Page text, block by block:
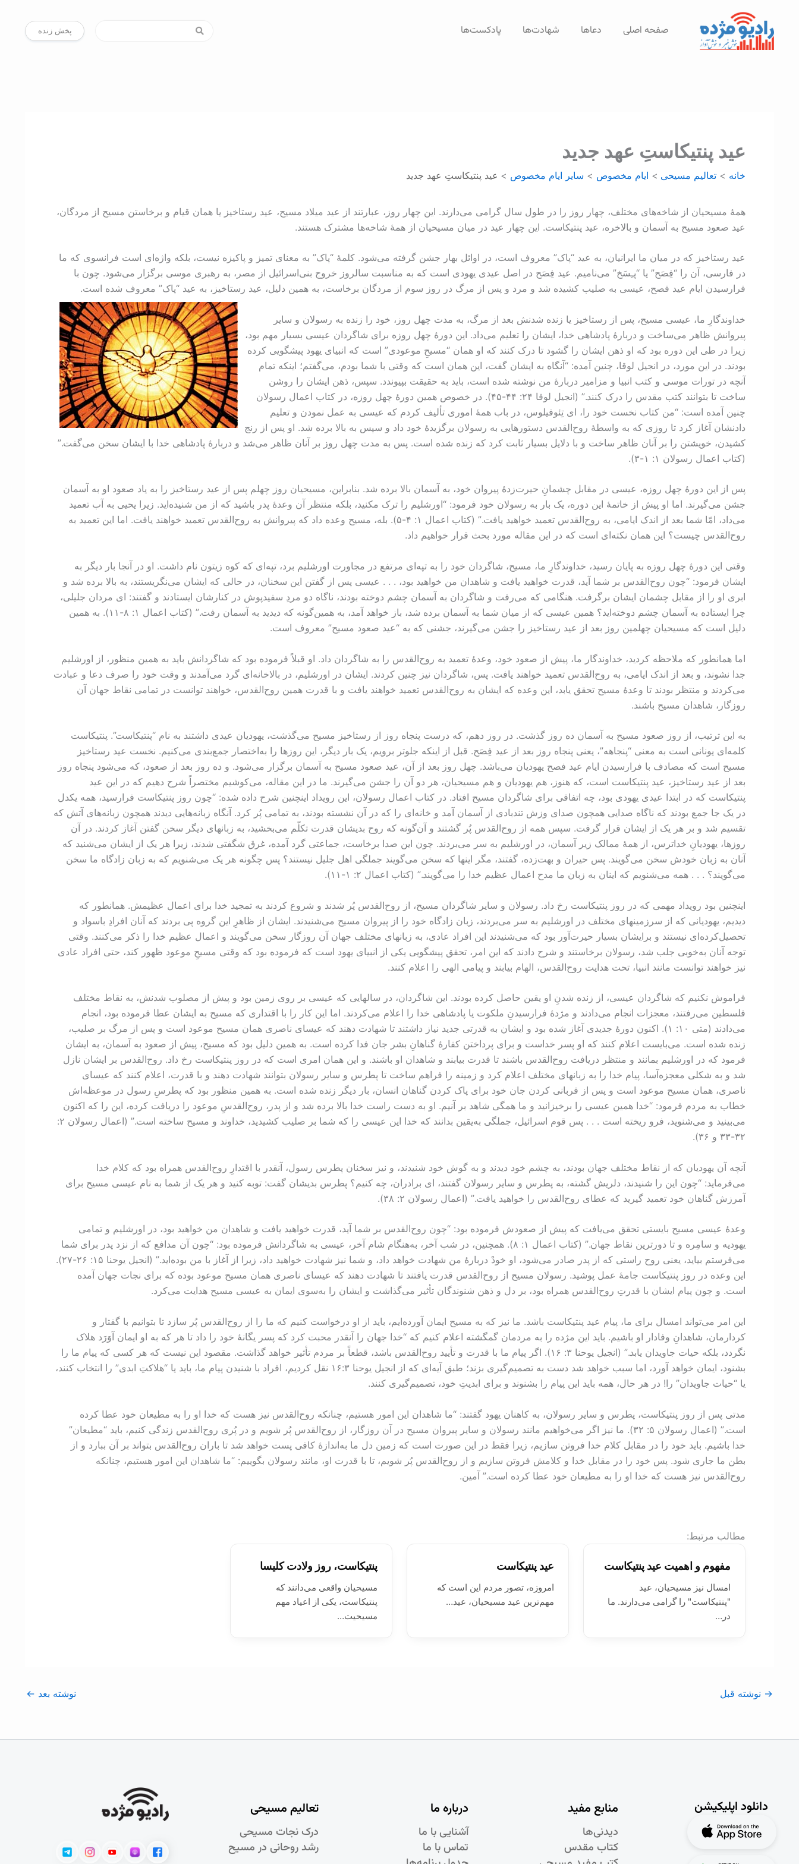
پخش زنده پادکست‌ها شهادت‌ها دعاها صفحه اصلی
عید پنتیکاستِ عهد جديد
خانه تعالیم مسیحی ايام مخصوص ساير ايام مخصوص عید پنتیکاستِ عهد جديد
همۀ مسیحیان از شاخه‌های مختلف، چهار روز را در طول سال گرامی می‌دارند. این چهار روز، عبارتند از عید میلاد مسیح، عید رستاخیز یا همان قيام و برخاستن مسیح از مردگان،
عید صعود مسیح به آسمان و بالاخره، عید پنتیکاست. این چهار عید در میان مسیحیان از همۀ شاخه‌ها مشترک هستند.
عید رستاخیز که در میان ما ایرانیان، به عید “پاک” معروف است، در اوائل بهار جشن گرفته می‌شود. کلمۀ “پاک” به معنای تمیز و پاکیزه نیست، بلکه واژه‌ای است فرانسوی که ما
در فارسی، آن را “فِصَح” یا “پـِسَخ” می‌نامیم. عید فِصَح در اصل عیدی یهودی است که به مناسبت سالروز خروج بنی‌اسرائیل از مصر، به رهبری موسی برگزار می‌شود. چون با
فرارسيدن ايام عيد فصح، عيسی به صلیب کشیده شد و مرد و پس از مرگ در روز سوم از مردگان برخاست، به همین دلیل، عید رستاخیز، به عید “پاک” معروف شده است.
خداوندگارِ ما، عیسی مسیح، پس از رستاخیز یا زنده شدنش بعد از مرگ، به مدت چهل روز، خود را زنده به رسولان و سایر
پیروانش ظاهر می‌ساخت و دربارۀ پادشاهی خدا، ایشان را تعلیم می‌داد. این دورۀ چهل روزه برای شاگردان عیسی بسیار مهم بود،
زیرا در طی این دوره بود که او ذهن ایشان را گشود تا درک کنند که او همان “مسیحِ موعودی” است که انبیای یهود پیشگویی کرده
بودند. در این مورد، در انجیل لوقا، چنین آمده: “آنگاه به ایشان گفت، این همان است که وقتی با شما بودم، می‌گفتم؛ اینکه تمام
آنچه در تورات موسی و کتب انبیا و مزامیر دربارۀ من نوشته شده است، باید به حقیقت بپیوندد. سپس، ذهن ایشان را روشن
ساخت تا بتوانند کتب مقدس را درک کنند.” (انجیل لوقا ۲۴: ‏‏۴۴-‏۴۵). در خصوص همین دورۀ چهل روزه، در کتاب اعمال رسولان
چنین آمده است: “من کتاب نخست خود را، ای تِئوفیلوس، در باب همۀ اموری تألیف کردم که عیسی به عمل نمودن و تعلیم
دادنشان آغاز کرد تا روزی که به واسطۀ روح‌القدس دستورهایی به رسولان برگزیدۀ خود داد و سپس به بالا برده شد. او پس از رنج
کشیدن، خویشتن را بر آنان ظاهر ساخت و با دلایل بسیار ثابت کرد که زنده شده است. پس به مدت چهل روز بر آنان ظاهر می‌شد و دربارۀ پادشاهی خدا با ایشان سخن می‌گفت.”
(کتاب اعمال رسولان ۱: ‏۱-‏۳).
پس از این دورۀ چهل روزه، عیسی در مقابل چشمانِ حیرت‌زدۀ پیروان خود، به آسمان بالا برده شد. بنابراین، مسیحیان روز چهلم پس از عید رستاخیز را به یاد صعود او به آسمان
جشن می‌گیرند. اما او پیش از خاتمۀ این دوره، یک بار به رسولان خود فرمود: “اورشلیم را ترک مکنید، بلکه منتظر آن وعدۀ پدر باشید که از من شنیده‌اید. زیرا یحیی به آب تعمید
می‌داد، امّا شما بعد از اندک ايامی، به روح‌القدس تعمید خواهید یافت.” (کتاب اعمال ۱: ‏۴-‏۵). بله، مسیح وعده داد که پیروانش به روح‌القدس تعمید خواهند یافت. اما این تعمید به
روح‌القدس چیست؟ این همان نکته‌ای است که در این مقاله مورد بحث قرار خواهیم داد.
وقتی این دورۀ چهل روزه به پایان رسید، خداوندگارِ ما، مسیح، شاگردان خود را به تپه‌ای مرتفع در مجاورت اورشلیم برد، تپه‌ای که کوه زیتون نام داشت. او در آنجا بار دیگر به
ایشان فرمود: “چون روح‌القدس بر شما آید، قدرت خواهید یافت و شاهدان من خواهید بود، . . . عیسی پس از گفتن این سخنان، در حالی که ایشان می‌نگریستند، به بالا برده شد و
ابری او را از مقابل چشمان ایشان برگرفت. هنگامی که می‌رفت و شاگردان به آسمان چشم دوخته بودند، ناگاه دو مردِ سفیدپوش در کنارشان ایستادند و گفتند: ای مردان جلیلی،
چرا ایستاده به آسمان چشم دوخته‌اید؟ همین عیسی که از میان شما به آسمان برده شد، باز خواهد آمد، به همین‌گونه که دیدید به آسمان رفت.” (کتاب اعمال ۱: ‏۸-‏۱۱). به همین
دلیل است که مسیحیان چهلمین روز بعد از عید رستاخیز را جشن می‌گیرند، جشنی که به “عید صعود مسیح” معروف است.
اما همانطور که ملاحظه کردید، خداوندگار ما، پیش از صعود خود، وعدۀ تعمید به روح‌القدس را به شاگردان داد. او قبلاً فرموده بود که شاگردانش باید به همین منظور، از اورشلیم
جدا نشوند، و بعد از اندک ايامی، به روح‌القدس تعمید خواهند یافت. پس، شاگردان نیز چنین کردند. ایشان در اورشلیم، در بالاخانه‌ای گرد می‌آمدند و وقت خود را صرف دعا و عبادت
می‌کردند و منتظر بودند تا وعدۀ مسیح تحقق یابد، این وعده که ایشان به روح‌القدس تعمید خواهند یافت و با قدرت همین روح‌القدس، خواهند توانست در تمامی نقاط جهان آن
روزگار، شاهدان مسیح باشند.
به این ترتیب، از روز صعود مسیح به آسمان ده روز گذشت. در روز دهم، که درست پنجاه روز از رستاخیز مسیح می‌گذشت، یهودیان عیدی داشتند به نام “پنتیکاست”. پنتیکاست
کلمه‌ای یونانی است به معنی “پنجاهه”، یعنی پنجاه روز بعد از عید فِصَح. قبل از اینکه جلوتر برویم، یک بار دیگر، این روزها را به‌اختصار جمع‌بندی می‌کنیم. نخست عید رستاخیز
مسیح است که مصادف با فرارسيدن ايام عيد فصح یهودیان می‌باشد. چهل روز بعد از آن، عید صعود مسیح به آسمان برگزار می‌شود. و ده روز بعد از صعود، که می‌شود پنجاه روز
بعد از عید رستاخيز، عید پنتیکاست است، که هنوز، هم یهودیان و هم مسیحیان، هر دو آن را جشن می‌گیرند. ما در این مقاله، می‌کوشیم مختصراً شرح دهیم که در این عید
پنتیکاست که در ابتدا عیدی یهودی بود، چه اتفاقی برای شاگردان مسیح افتاد. در کتاب اعمال رسولان، این رویداد اینچنین شرح داده شده: “چون روز پنتیکاست فرارسید، همه یکدل
در یک جا جمع بودند که ناگاه صدایی همچون صدای وزش تندبادی از آسمان آمد و خانه‌ای را که در آن نشسته بودند، به تمامی پُر کرد. آنگاه زبانه‌هایی دیدند همچون زبانه‌های آتش که
تقسیم شد و بر هر یک از ایشان قرار گرفت. سپس همه از روح‌القدس پُر گشتند و آن‌گونه که روح بدیشان قدرت تکلّم می‌بخشید، به زبانهای دیگر سخن گفتن آغاز کردند. در آن
روزها، یهودیانِ خداترس، از همۀ ممالک زیر آسمان، در اورشلیم به سر می‌بردند. چون این صدا برخاست، جماعتی گرد آمده، غرق شگفتی شدند، زیرا هر یک از ایشان می‌شنید که
آنان به زبان خودش سخن می‌گویند. پس حیران و بهت‌زده، گفتند، مگر اینها که سخن می‌گویند جملگی اهل جلیل نیستند؟ پس چگونه هر یک می‌شنویم که به زبان زادگاه ما سخن
می‌گویند؟ . . . همه می‌شنویم که اینان به زبان ما مدح اعمال عظیم خدا را می‌گویند.” (کتاب اعمال ۲: ‏۱-‏۱۱).
اینچنین بود رویداد مهمی که در روز پنتیکاست رخ داد. رسولان و سایر شاگردان مسیح، از روح‌القدس پُر شدند و شروع کردند به تمجید خدا برای اعمال عظیمش. همانطور که
دیدیم، یهودیانی که از سرزمینهای مختلف در اورشليم به سر می‌بردند، زبان زادگاه خود را از پیروان مسیح می‌شنیدند. ایشان از ظاهرِ این گروه پی بردند که آنان افرادِ باسواد و
تحصیل‌کرده‌ای نیستند و برایشان بسیار حیرت‌آور بود که می‌شنیدند این افراد عادی، به زبانهای مختلف جهان آن روزگار سخن می‌گویند و اعمال عظیم خدا را ذکر می‌کنند. وقتی
توجه آنان به‌خوبی جلب شد، رسولان برخاستند و شرح دادند که این امر، تحقق پیشگویی یکی از انبیای یهود است که فرموده بود که وقتی مسیحِ موعود ظهور کند، حتی افراد عادی
نیز خواهند توانست مانند انبیا، تحت هدایت روح‌القدس، الهام بیابند و پیامی الهی را اعلام کنند.
فراموش نکنیم که شاگردان عیسی، از زنده شدنِ او یقین حاصل کرده بودند. این شاگردان، در سالهایی که عیسی بر روی زمین بود و پیش از مصلوب شدنش، به نقاط مختلف
فلسطین می‌رفتند، معجزات انجام می‌دادند و مژدۀ فرارسیدنِ ملکوت یا پادشاهی خدا را اعلام می‌کردند. اما این کار را با اقتداری که مسیح به ایشان عطا فرموده بود، انجام
می‌دادند (متی ۱۰: ‏۱). اکنون دورۀ جدیدی آغاز شده بود و ایشان به قدرتی جدید نیاز داشتند تا شهادت دهند که عیسای ناصری همان مسیح موعود است و پس از مرگ بر صلیب،
زنده شده است. می‌بایست اعلام کنند که او پسر خداست و برای پرداختن کفارۀ گناهانِ بشر جان فدا کرده است. به همین دلیل بود که مسیح، پیش از صعود به آسمان، به ایشان
فرمود که در اورشلیم بمانند و منتظر دریافت روح‌القدس باشند تا قدرت بیابند و شاهدان او باشند. و این همان امری است که در روز پنتیکاست رخ داد. روح‌القدس بر ایشان نازل
شد و به شکلی معجزه‌آسا، پیام خدا را به زبانهای مختلف اعلام کرد و زمینه را فراهم ساخت تا پطرس و سایر رسولان بتوانند شهادت دهند و با قدرت، اعلام کنند که عیسای
ناصری، همان مسیح موعود است و پس از قربانی کردن جان خود برای پاک کردن گناهان انسان، بار دیگر زنده شده است. به همین منظور بود که پطرسِ رسول در موعظه‌اش
خطاب به مردم فرمود: “خدا همین عیسی را برخیزانید و ما همگی شاهد بر آنیم. او به دست راست خدا بالا برده شد و از پدر، روح‌القدسِ موعود را دریافت کرده، این را که اکنون
می‌بینید و می‌شنوید، فرو ریخته است . . . پس قوم اسرائیل، جملگی به‌یقین بدانند که خدا این عیسی را که شما بر صلیب کشیدید، خداوند و مسیح ساخته است.” (اعمال رسولان ۲:
آنچه آن یهودیان که از نقاط مختلف جهان بودند، به چشم خود دیدند و به گوش خود شنیدند، و نیز سخنان پطرس رسول، آنقدر با اقتدارِ روح‌القدس همراه بود که کلام خدا
می‌فرماید: “چون این را شنیدند، دلریش گشته، به پطرس و سایر رسولان گفتند، ای برادران، چه کنیم؟ پطرس بدیشان گفت: توبه کنید و هر یک از شما به نام عیسی مسیح برای
آمرزش گناهان خود تعمید گیرید که عطای روح‌القدس را خواهید یافت.” (اعمال رسولان ۲:‏ ‏‏۳۸).
وعدۀ عیسی مسیح بايستی تحقق می‌یافت که پیش از صعودش فرموده بود: “چون روح‌القدس بر شما آید، قدرت خواهید یافت و شاهدان من خواهید بود، در اورشلیم و تمامی
یهودیه و سامِره و تا دورترین نقاط جهان.” (کتاب اعمال ۱: ‏۸). همچنین، در شب آخر، به‌هنگام شام آخر، عيسی به شاگردانش فرموده بود: “چون آن مدافع که از نزد پدر برای شما
می‌فرستم بیاید، یعنی روح راستی که از پدر صادر می‌شود، او خودْ دربارۀ من شهادت خواهد داد، و شما نیز شهادت خواهید داد، زیرا از آغاز با من بوده‌اید.” (انجیل یوحنا ۱۵: ‏۲۶‌-‏۲۷).
این وعده در روز پنتیکاست جامۀ عمل پوشید. رسولان مسیح از روح‌القدس قدرت یافتند تا شهادت دهند که عیسای ناصری همان مسیح موعود بوده که برای نجات جهان آمده
است. و چون پیام ایشان با قدرتِ روح‌القدس همراه بود، بر دل و ذهن شنوندگان تأثیر می‌گذاشت و ایشان را به‌سوی ایمان به عیسی مسیح هدایت می‌کرد.
این امر می‌تواند امسال برای ما، پیام عید پنتیکاست باشد. ما نیز که به مسیح ایمان آورده‌ایم، باید از او درخواست کنیم که ما را از روح‌القدس پُر سازد تا بتوانیم با گفتار و
کردارمان، شاهدانِ وفادار او باشیم. باید این مژده را به مردمان گمگشته اعلام کنیم که “خدا جهان را آنقدر محبت کرد که پسر یگانۀ خود را داد تا هر که به او ایمان آوَرَد هلاک
نگردد، بلکه حیات جاویدان یابد.” (انجیل یوحنا ۳: ‏۱۶). اگر پیام ما با قدرت و تأیید روح‌القدس باشد، قطعاً بر مردم تأثیر خواهد گذاشت. مقصود این نیست که هر کسی که پیام ما را
بشنود، ایمان خواهد آورد، اما سبب خواهد شد دست به تصمیم‌گیری بزند؛ طبق آیه‌ای که از انجیل یوحنا ۳:‏۱۶ نقل کردیم، افراد با شنیدن پیام ما، باید یا “هلاکتِ ابدی” را انتخاب کنند،
یا “حیات جاویدان” را! در هر حال، همه باید این پیام را بشنوند و برای ابدیتِ خود، تصمیم‌گیری کنند.
مدتی پس از روز پنتیکاست، پطرس و سایر رسولان، به کاهنان یهود گفتند: “ما شاهدان این امور هستیم، چنانکه روح‌القدس نیز هست که خدا او را به مطیعان خود عطا کرده
است.” (اعمال رسولان ۵: ‏۳۲). ما نیز اگر می‌خواهیم مانند رسولان و سایر پیروان مسیح در آن روزگار، از روح‌القدس پُر شویم و در پُری روح‌القدس زندگی کنيم، باید “مطیعان”
خدا باشیم. باید خود را در مقابل کلام خدا فروتن سازیم، زیرا فقط در این صورت است که زمین دل ما به‌اندازۀ کافی پست خواهد شد تا باران روح‌القدس بتواند بر آن ببارد و از
بطن ما جاری شود. پس خود را در مقابل خدا و کلامش فروتن سازیم و از روح‌القدس پُر شويم، تا با قدرت او، مانند رسولان بگوییم: “ما شاهدان این امور هستیم، چنانکه
روح‌القدس نیز هست که خدا او را به مطیعان خود عطا کرده است.” آمین.
:مطالب مرتبط
مفهوم و اهمیت عید پنتیکاست
امسال نيز مسیحیان، عید
"پنتیکاست" را گرامی می‌دارند. ما
در…
عید پنتیکاست
امروزه، تصور مردم این است که
مهم‌ترین عید مسیحیان، عید…
پنتیکاست، روز ولادت کلیسا
مسیحیان واقعی می‌دانند که
پنتیکاست، یکی از اعیاد مهم
مسیحیت…
→ نوشته قبل نوشته بعد ←
تعالیم مسیحی
درک نجات مسيحی
رشد روحانی در مسيح
درباره ما
آشنایی با ما
تماس با ما
منابع مفید
دیدنی‌ها
کتاب مقدس
دانلود اپلیکیشن